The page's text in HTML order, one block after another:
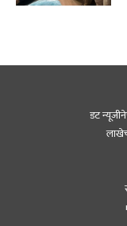
डट